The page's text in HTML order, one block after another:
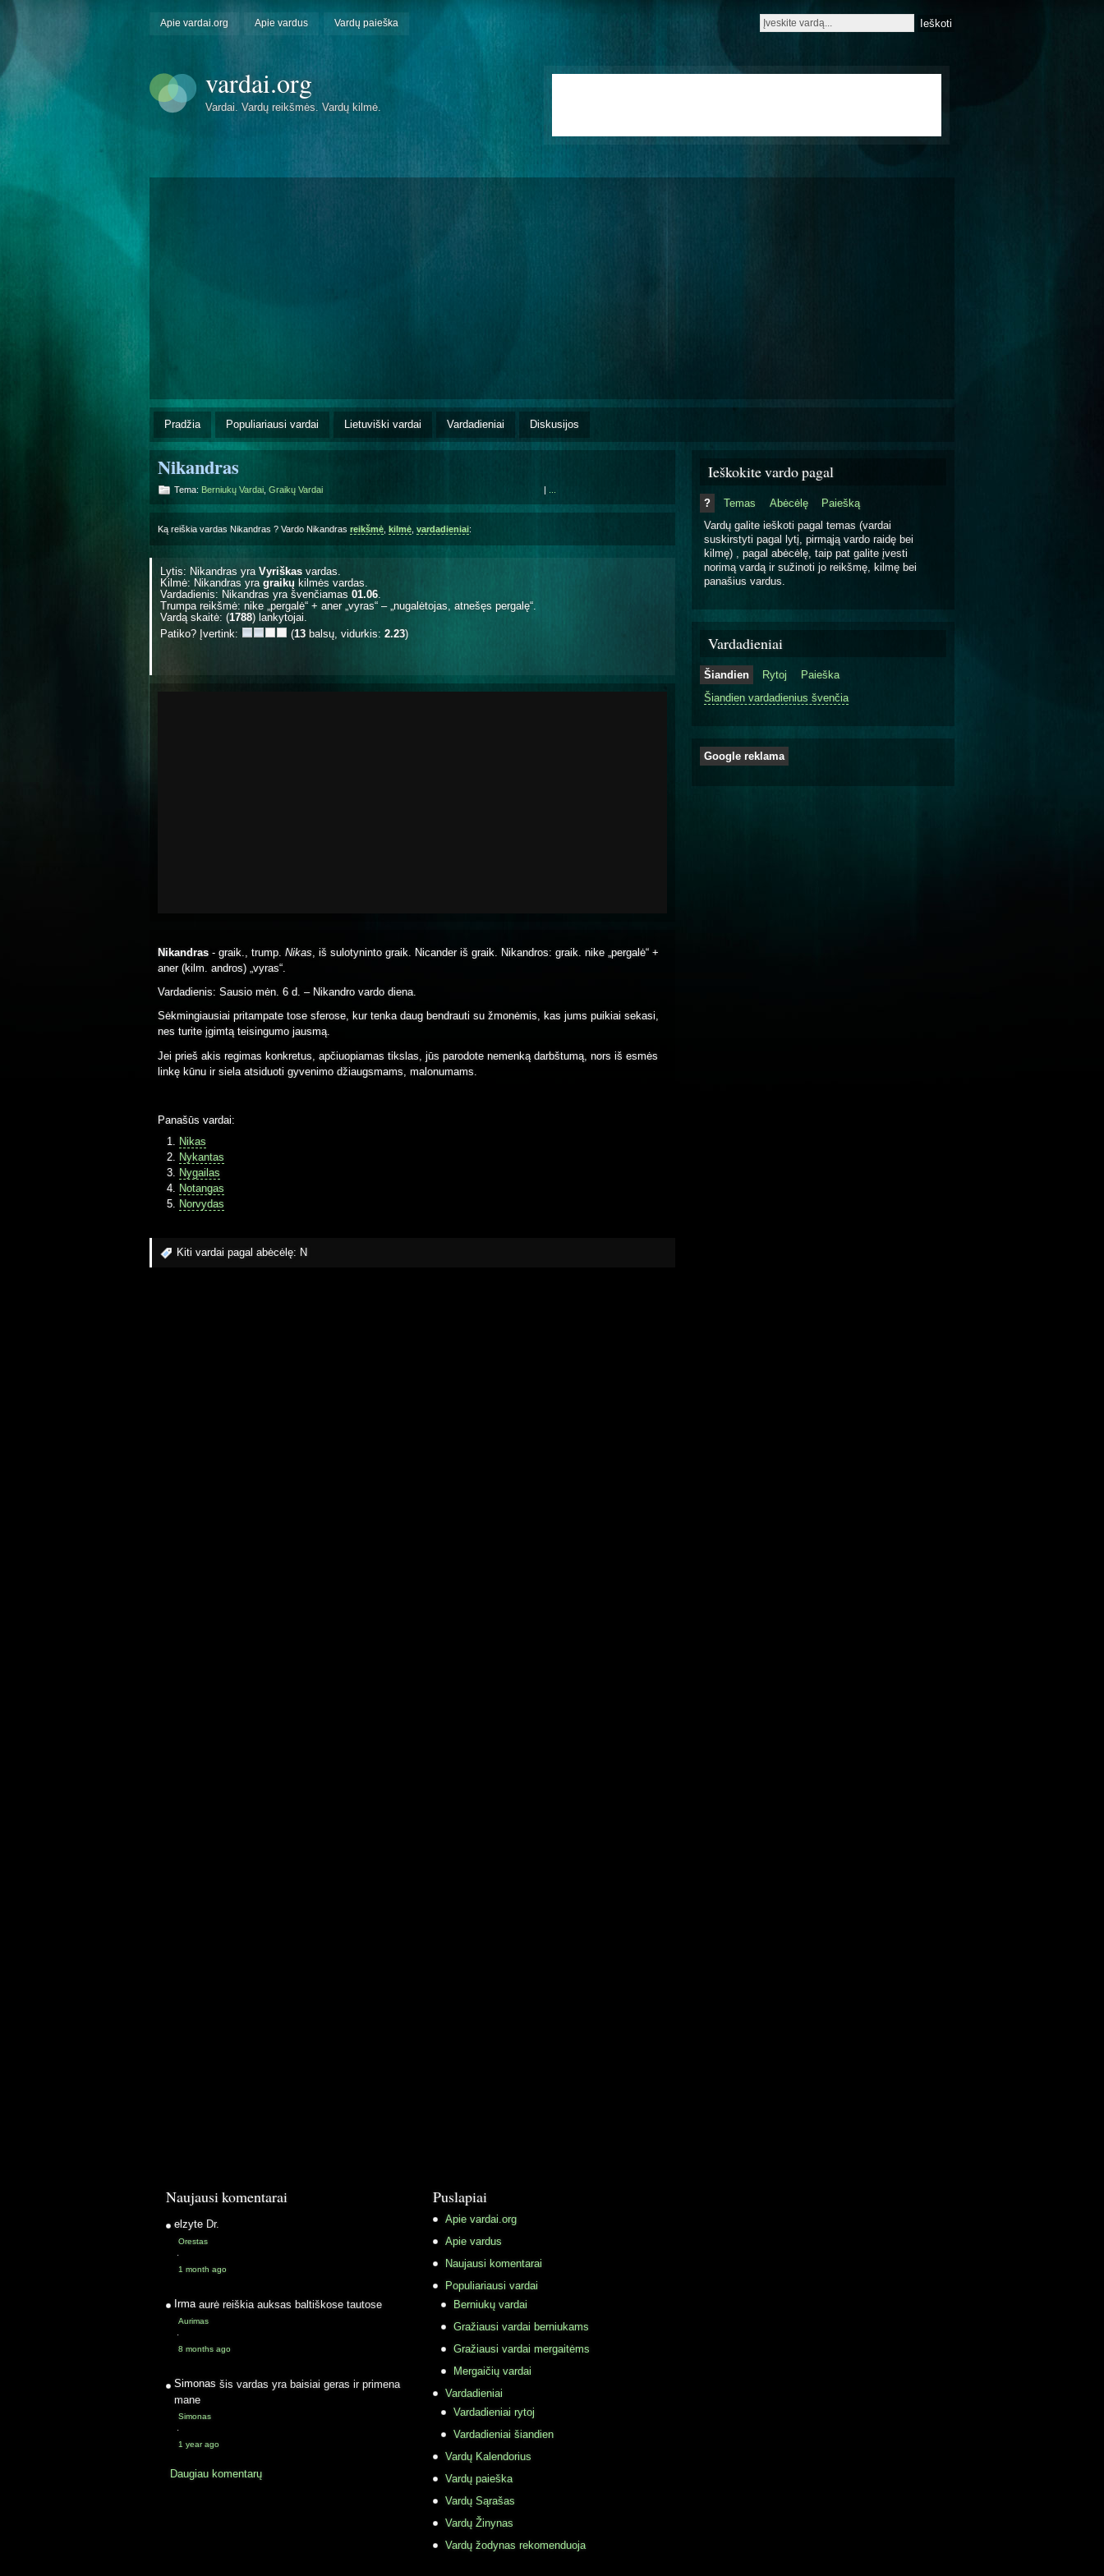
Apie vardai.org Apie vardus Vardų paieška
vardai.org
Vardai. Vardų reikšmės. Vardų kilmė.
Pradžia Populiariausi vardai Lietuviški vardai Vardadieniai Diskusijos
Nikandras
Tema: Berniukų Vardai Graikų Vardai |
Ką reiškia vardas Nikandras ? Vardo Nikandras reikšmė kilmė vardadieniai:
Lytis: Nikandras yra Vyriškas vardas.
Kilmė: Nikandras yra graikų kilmės vardas.
Vardadienis: Nikandras yra švenčiamas 01.06
Trumpa reikšmė: nike „pergalė“ + aner „vyras“ – „nugalėtojas, atnešęs pergalę“.
Vardą skaitė: (1788) lankytojai.
Patiko? Įvertink:
(13 balsų, vidurkis: 2.23)
Nikandras - graik., trump. Nikas , iš sulotyninto graik. Nicander iš graik. Nikandros: graik. nike „pergalė“ +
aner (kilm. andros) „vyras“.
Vardadienis: Sausio mėn. 6 d. – Nikandro vardo diena.
Sėkmingiausiai pritampate tose sferose, kur tenka daug bendrauti su žmonėmis, kas jums puikiai sekasi,
nes turite įgimtą teisingumo jausmą.
Jei prieš akis regimas konkretus, apčiuopiamas tikslas, jūs parodote nemenką darbštumą, nors iš esmės
linkę kūnu ir siela atsiduoti gyvenimo džiaugsmams, malonumams.
Panašūs vardai:
Nikas
Nykantas
Nygailas
Notangas
Norvydas
Kiti vardai pagal abėcėlę: N
Ieškokite vardo pagal
? Temas Abėcėlę
Paiešką
Vardų galite ieškoti pagal temas (vardai
suskirstyti pagal lytį, pirmąją vardo raidę bei
kilmę) , pagal abėcėlę, taip pat galite įvesti
norimą vardą ir sužinoti jo reikšmę, kilmę bei
panašius vardus.
Vardadieniai
Šiandien Rytoj
Paieška
Šiandien vardadienius švenčia
Google reklama
Naujausi komentarai
elzyte Dr.
Orestas
·
1 month ago
Irma aurė reiškia auksas baltiškose tautose
Aurimas
·
8 months ago
Simonas šis vardas yra baisiai geras ir primena
mane
Simonas
·
1 year ago
Daugiau komentarų
Puslapiai
Apie vardai.org
Apie vardus
Naujausi komentarai
Populiariausi vardai
Berniukų vardai
Gražiausi vardai berniukams
Gražiausi vardai mergaitėms
Mergaičių vardai
Vardadieniai
Vardadieniai rytoj
Vardadieniai šiandien
Vardų Kalendorius
Vardų paieška
Vardų Sąrašas
Vardų Žinynas
Vardų žodynas rekomenduoja